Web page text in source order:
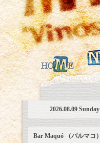
2026.08.09 Sunday
Bar Maquó （バルマコ）